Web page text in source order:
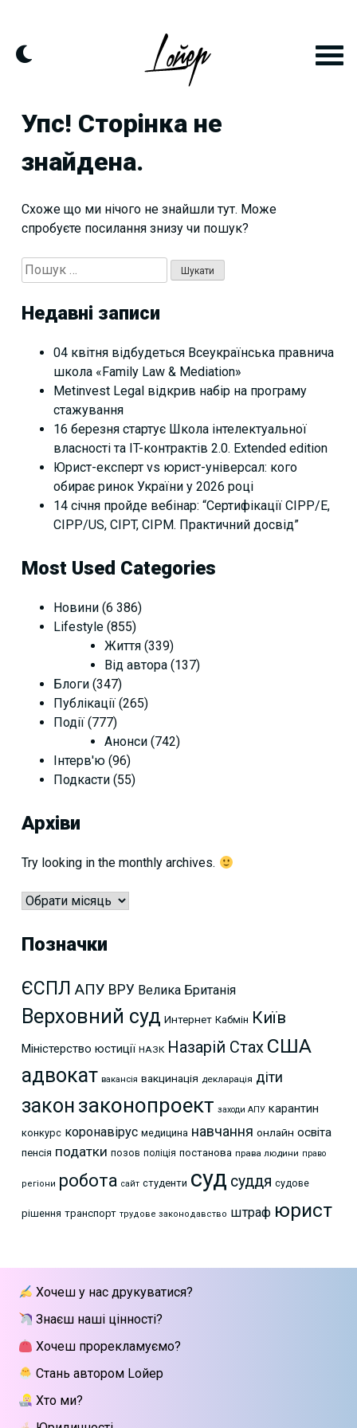
content
Упс! Сторінка не
знайдена.
Схоже що ми нічого не знайшли тут. Може
спробуєте посилання знизу чи пошук?
Пошук:
Недавні записи
04 квітня відбудеться Всеукраїнська правнича
школа «Family Law & Mediation»
Metinvest Legal відкрив набір на програму
стажування
16 березня стартує Школа інтелектуальної
власності та IT-контрактів 2.0. Extended edition
Юрист-експерт vs юрист-універсал: кого
обирає ринок України у 2026 році
14 січня пройде вебінар: “Сертифікації СІРР/Е,
CIPP/US, CIPT, CIPM. Практичний досвід”
Most Used Categories
Новини (6 386)
Lifestyle (855)
Життя (339)
Від автора (137)
Блоги (347)
Публікації (265)
Події (777)
Анонси (742)
Інтерв'ю (96)
Подкасти (55)
Архіви
Try looking in the monthly archives.
Архіви
Позначки
ЄСПЛ АПУ ВРУ Велика Британія
Верховний суд Интернет Кабмін Київ
Міністерство юстиції НАЗК Назарій Стах США
адвокат вакансія вакцинація декларація діти
закон законопроект заходи АПУ карантин
конкурс коронавірус медицина навчання онлайн освіта
пенсія податки позов поліція постанова права людини право
регіони робота сайт студенти суд суддя судове
рішення транспорт трудове законодавство штраф юрист
Хочеш у нас друкуватися?
Знаєш наші цінності?
Хочеш прорекламуємо?
Стань автором Lойер
Хто ми?